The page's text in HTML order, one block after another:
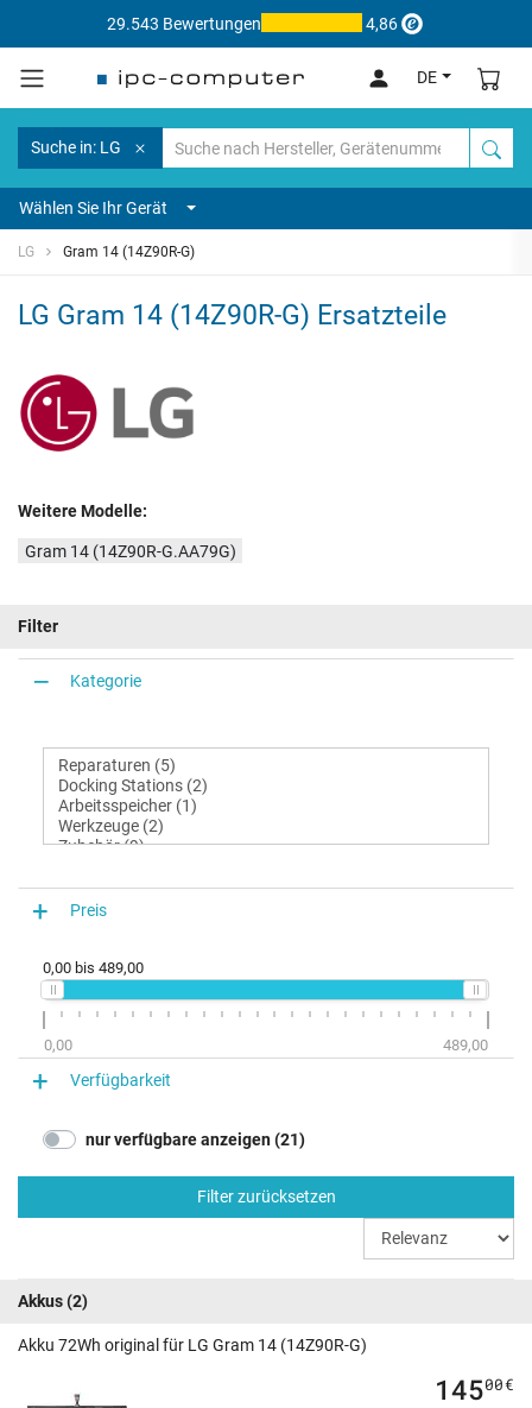
29.543 Bewertungen 4,86
DE
Suche in: LG
Wählen Sie Ihr Gerät
LG Gram 14 (14Z90R-G)
LG Gram 14 (14Z90R-G) Ersatzteile
Weitere Modelle:
Gram 14 (14Z90R-G.AA79G)
Filter
Kategorie
Preis
0,00 bis 489,00
0,00 489,00
Verfügbarkeit
nur verfügbare anzeigen (21)
Filter zurücksetzen
Akkus(2)
Akku 72Wh original für LG Gram 14 (14Z90R-G)
14500€